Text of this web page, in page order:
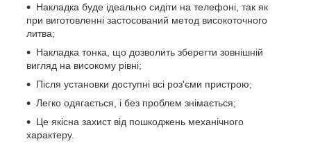
Накладка буде ідеально сидіти на телефоні, так як
при виготовленні застосований метод високоточного
литва;
Накладка тонка, що дозволить зберегти зовнішній
вигляд на високому рівні;
Після установки доступні всі роз'єми пристрою;
Легко одягається, і без проблем знімається;
Це якісна захист від пошкоджень механічного
характеру.